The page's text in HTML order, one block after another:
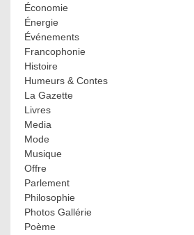
Économie
Énergie
Événements
Francophonie
Histoire
Humeurs & Contes
La Gazette
Livres
Media
Mode
Musique
Offre
Parlement
Philosophie
Photos Gallérie
Poème